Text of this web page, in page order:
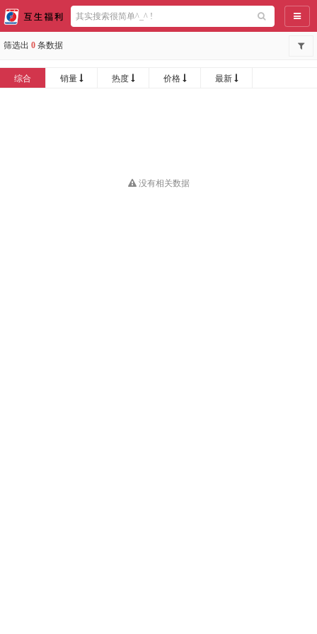
导航
筛选出 0 条数据
综合 销量 热度 价格 最新
没有相关数据